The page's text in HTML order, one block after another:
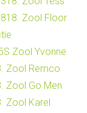
Zool Floor
Zool Yvonne
Zool Remco
Zool Go Men
Zool Karel